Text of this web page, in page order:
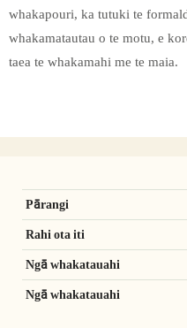
whakapouri, ka tutuki te
whakamatautau o te motu, e
taea te whakamahi me te maia.
Pārangi
Rahi ota iti
Ngā whakatauahi
Ngā whakatauahi